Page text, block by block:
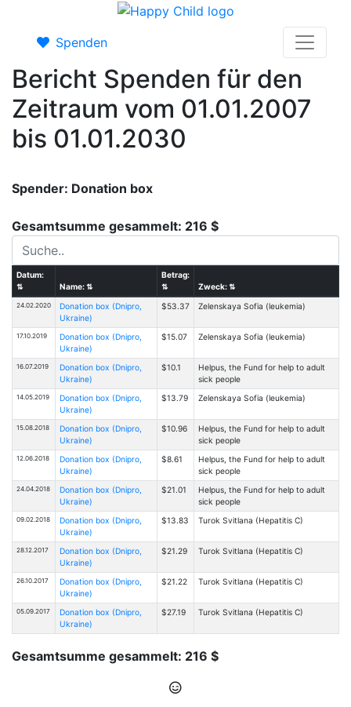
Spenden
Bericht Spenden für den
Zeitraum vom 01.01.2007
bis 01.01.2030
Spender: Donation box
Gesamtsumme gesammelt: 216 $
Datum:
⇅
Name:⇅
Betrag:
⇅
Zweck:⇅
24.02.2020
Donation box (Dnipro,
Ukraine)
$53.37 Zelenskaya Sofia (leukemia)
17.10.2019
Donation box (Dnipro,
Ukraine)
$15.07 Zelenskaya Sofia (leukemia)
16.07.2019
Donation box (Dnipro,
Ukraine)
$10.1
Helpus, the Fund for help to adult
sick people
14.05.2019
Donation box (Dnipro,
Ukraine)
$13.79 Zelenskaya Sofia (leukemia)
15.08.2018
Donation box (Dnipro,
Ukraine)
$10.96
Helpus, the Fund for help to adult
sick people
12.06.2018
Donation box (Dnipro,
Ukraine)
$8.61
Helpus, the Fund for help to adult
sick people
24.04.2018
Donation box (Dnipro,
Ukraine)
$21.01
Helpus, the Fund for help to adult
sick people
09.02.2018
Donation box (Dnipro,
Ukraine)
$13.83 Turоk Svitlana (Hepatitis C)
28.12.2017
Donation box (Dnipro,
Ukraine)
$21.29 Turоk Svitlana (Hepatitis C)
26.10.2017
Donation box (Dnipro,
Ukraine)
$21.22 Turоk Svitlana (Hepatitis C)
05.09.2017
Donation box (Dnipro,
Ukraine)
$27.19 Turоk Svitlana (Hepatitis C)
Gesamtsumme gesammelt: 216 $